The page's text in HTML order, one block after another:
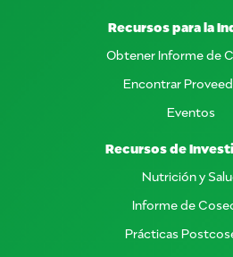
Recursos para la
Obtener Informe de
Encontrar
Eventos
Recursos de
Nutrición y
Informe de
Prácticas